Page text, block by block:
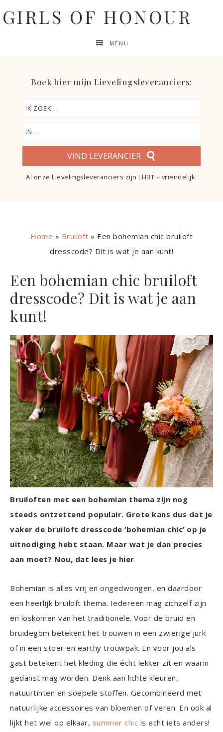
GIRLS OF HONOUR
MENU
Boek hier mijn Lievelingsleveranciers:
VIND LEVERANCIER
Al onze Lievelingsleveranciers zijn LHBTI+ vriendelijk.
Home » Bruiloft » Een bohemian chic bruiloft
dresscode? Dit is wat je aan kunt!
Een bohemian chic bruiloft
dresscode? Dit is wat je aan
kunt!
Bruiloften met een bohemian thema zijn nog
steeds ontzettend populair. Grote kans dus dat je
vaker de bruiloft dresscode ‘bohemian chic’ op je
uitnodiging hebt staan. Maar wat je dan precies
aan moet? Nou, dat lees je hier.
Bohemian is alles vrij en ongedwongen, en daardoor
een heerlijk bruiloft thema. Iedereen mag zichzelf zijn
en loskomen van het traditionele. Voor de bruid en
bruidegom betekent het trouwen in een zwierige jurk
of in een stoer en earthy trouwpak. En voor jou als
gast betekent het kleding die écht lekker zit en waarin
gedanst mag worden. Denk aan lichte kleuren,
natuurtinten en soepele stoffen. Gecombineerd met
natuurlijke accessoires van bloemen of veren. En ook al
lijkt het wel op elkaar, summer chic is echt iets anders!